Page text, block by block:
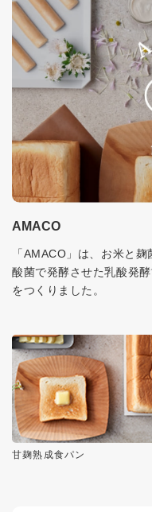
AMACO
「AMACO」は、お米と
酸菌で発酵させた乳酸発
をつくりました。
甘麹熟成食パン